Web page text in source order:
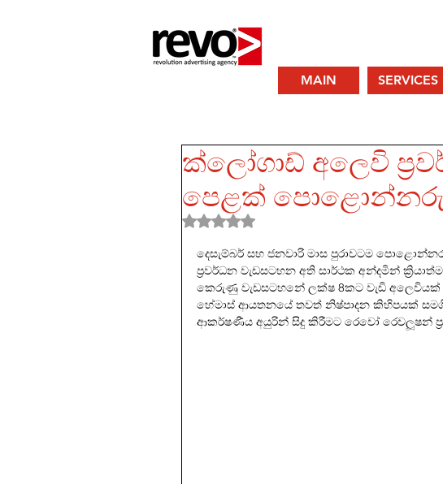
MAIN SERVICES
ක්ලෝගාඩ් අලෙවි
පෙළක්
Rated NaN out of 5 stars.
දෙසැම්බර් සහ ජනවාරි මාස පුරාවටම
ප්‍රවර්ධන වැඩසටහන අති සාර්ථක අන්දමින්
කෙරුණු වැඩසටහනේ ලක්ෂ 8කට වැඩි
හේමාස් ආයතනයේ තවත් නිෂ්පාදන කිහිපයක්
ආකර්ෂණීය අයුරින් සිදු කිරීමට රෙවෝ රෙවලූෂන්